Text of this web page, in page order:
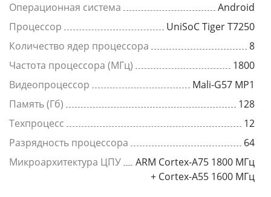
Операционная система
Android
Процессор
UniSoC Tiger T7250
Количество ядер процессора
8
Частота процессора (МГц)
1800
Видеопроцессор
Mali-G57 MP1
Память (Гб)
128
Техпроцесс
12
Разрядность процессора
64
Микроархитектура ЦПУ
ARM Cortex-A75 1800 МГц
+ Cortex-A55 1600 МГц